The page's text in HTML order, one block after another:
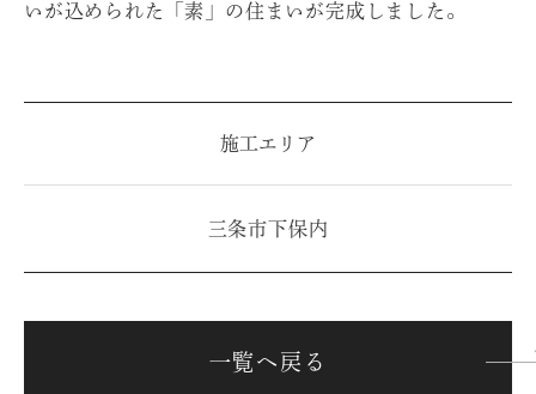
いが込められた「素」の住まいが完成しました。
施工エリア
三条市下保内
一覧へ戻る